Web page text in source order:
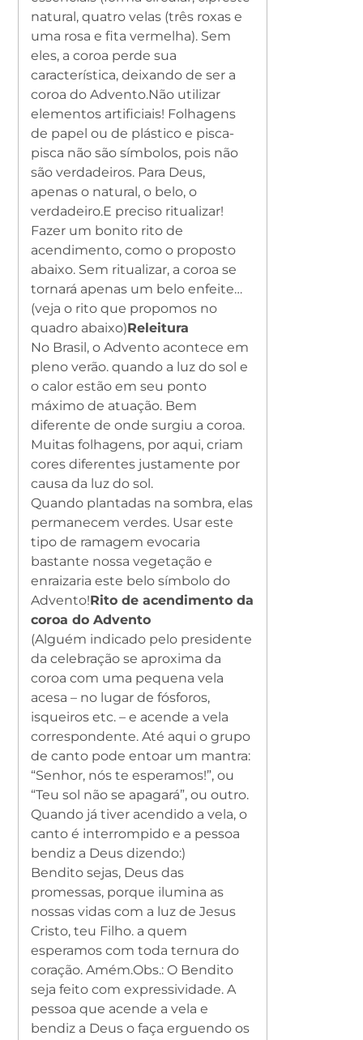
natural, quatro velas (três roxas e
uma rosa e fita vermelha). Sem
eles, a coroa perde sua
característica, deixando de ser a
coroa do Advento.Não utilizar
elementos artificiais! Folhagens
de papel ou de plástico e pisca-
pisca não são símbolos, pois não
são verdadeiros. Para Deus,
apenas o natural, o belo, o
verdadeiro.E preciso ritualizar!
Fazer um bonito rito de
acendimento, como o proposto
abaixo. Sem ritualizar, a coroa se
tornará apenas um belo enfeite…
(veja o rito que propomos no
quadro abaixo)Releitura
No Brasil, o Advento acontece em
pleno verão. quando a luz do sol e
o calor estão em seu ponto
máximo de atuação. Bem
diferente de onde surgiu a coroa.
Muitas folhagens, por aqui, criam
cores diferentes justamente por
causa da luz do sol.
Quando plantadas na sombra, elas
permanecem verdes. Usar este
tipo de ramagem evocaria
bastante nossa vegetação e
enraizaria este belo símbolo do
Advento!Rito de acendimento da
coroa do Advento
(Alguém indicado pelo presidente
da celebração se aproxima da
coroa com uma pequena vela
acesa – no lugar de fósforos,
isqueiros etc. – e acende a vela
correspondente. Até aqui o grupo
de canto pode entoar um mantra:
“Senhor, nós te esperamos!”, ou
“Teu sol não se apagará”, ou outro.
Quando já tiver acendido a vela, o
canto é interrompido e a pessoa
bendiz a Deus dizendo:)
Bendito sejas, Deus das
promessas, porque ilumina as
nossas vidas com a luz de Jesus
Cristo, teu Filho. a quem
esperamos com toda ternura do
coração. Amém.Obs.: O Bendito
seja feito com expressividade. A
pessoa que acende a vela e
bendiz a Deus o faça erguendo os